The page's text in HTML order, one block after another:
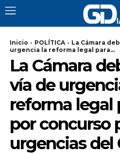
Inicio POLÍTICA
La Cámara
urgencia la reforma legal para...
La Cámara
vía de
reforma legal
por concurso
urgencias del